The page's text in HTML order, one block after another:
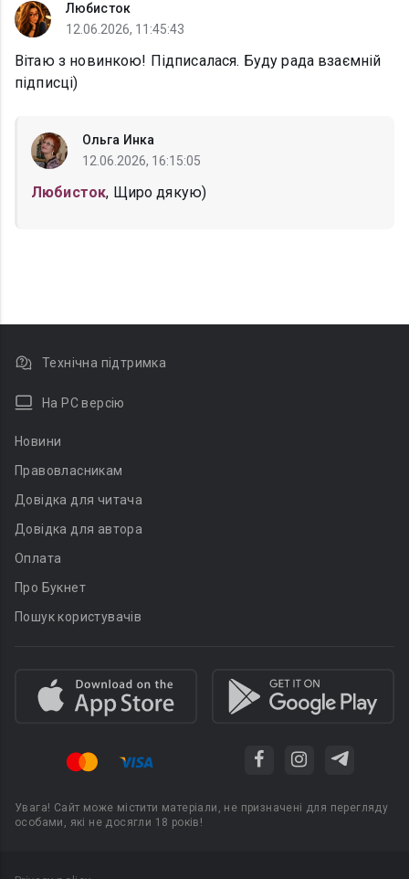
Любисток
12.06.2026, 11:45:43
Вітаю з новинкою! Підписалася. Буду рада взаємній
підписці)
Ольга Инка
12.06.2026, 16:15:05
Любисток, Щиро дякую)
Технічна підтримка
На PC версію
Новини
Правовласникам
Довідка для читача
Довідка для автора
Оплата
Про Букнет
Пошук користувачів
Увага! Сайт може містити матеріали, не призначені для перегляду
особами, які не досягли 18 років!